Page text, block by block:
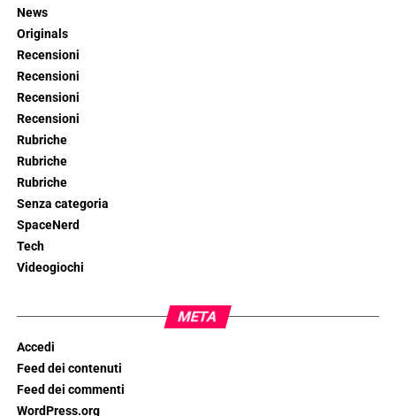
News
Originals
Recensioni
Recensioni
Recensioni
Recensioni
Rubriche
Rubriche
Rubriche
Senza categoria
SpaceNerd
Tech
Videogiochi
META
Accedi
Feed dei contenuti
Feed dei commenti
WordPress.org